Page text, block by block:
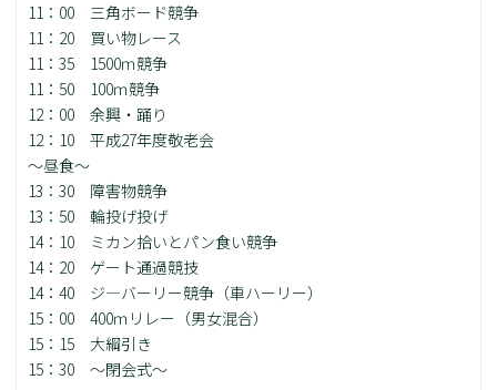
11：00 三角ボード競争
11：20 買い物レース
11：35 1500ｍ競争
11：50 100ｍ競争
12：00 余興・踊り
12：10 平成27年度敬老会
～昼食～
13：30 障害物競争
13：50 輪投げ投げ
14：10 ミカン拾いとパン食い競争
14：20 ゲート通過競技
14：40 ジ―バーリー競争（車ハーリー）
15：00 400ｍリレー（男女混合）
15：15 大綱引き
15：30 ～閉会式～